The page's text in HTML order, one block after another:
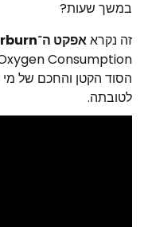
במשך שעות?
זה נקראאפקט ה־Afterburn
הסוד הקטן והחכם של
לטובתה.